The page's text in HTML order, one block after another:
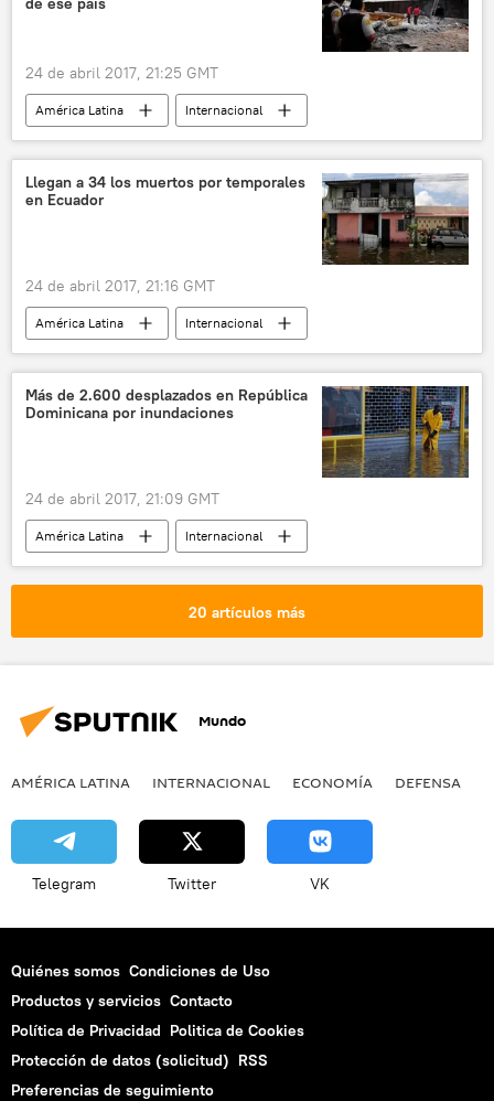
24 de abril 2017, 21:25 GMT
América Latina
Internacional
Paraguay
Prosegur
atraco
noticias
Llegan a 34 los muertos por temporales
en Ecuador
24 de abril 2017, 21:16 GMT
América Latina
Internacional
Ecuador
lluvias
inundación
noticias
Más de 2.600 desplazados en República
Dominicana por inundaciones
24 de abril 2017, 21:09 GMT
América Latina
Internacional
República Dominicana
desplazados
20 artículos más
Mundo
AMÉRICA LATINA INTERNACIONAL ECONOMÍA DEFENSA
Telegram Twitter VK
Quiénes somos Condiciones de Uso
Productos y servicios Contacto
Política de Privacidad Politica de Cookies
Protección de datos (solicitud) RSS
Preferencias de seguimiento